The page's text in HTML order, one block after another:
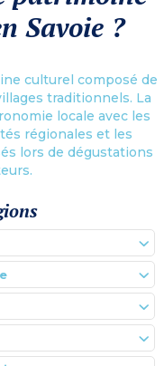
Savoie ?
culturel composé de
traditionnels. La
locale avec les
régionales et les
lors de dégustations